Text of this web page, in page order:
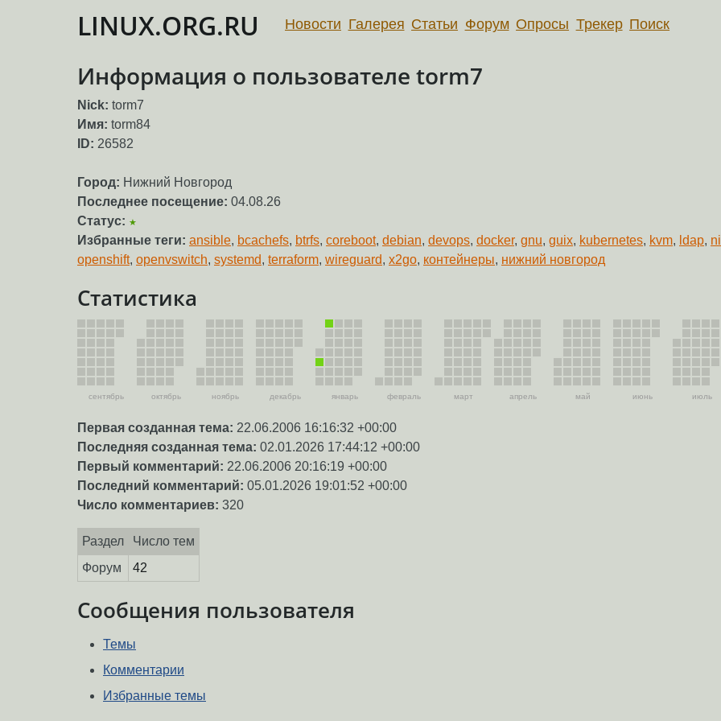
LINUX.ORG.RU Новости Галерея Статьи Форум Опросы Трекер Поиск
Информация о пользователе torm7
Nick: torm7
Имя: torm84
ID: 26582
Город: Нижний Новгород
Последнее посещение: 04.08.26
Статус: ★
Избранные теги: ansible, bcachefs, btrfs, coreboot, debian, devops, docker, gnu, guix, kubernetes, kvm, ldap,
openshift, openvswitch, systemd, terraform, wireguard, x2go, контейнеры, нижний новгород
Статистика
сентябрь октябрь ноябрь декабрь январь февраль март апрель май июнь июль
Первая созданная тема: 22.06.2006 16:16:32 +00:00
Последняя созданная тема: 02.01.2026 17:44:12 +00:00
Первый комментарий: 22.06.2006 20:16:19 +00:00
Последний комментарий: 05.01.2026 19:01:52 +00:00
Число комментариев: 320
Раздел
Число тем
Форум
42
Сообщения пользователя
Темы
Комментарии
Избранные темы